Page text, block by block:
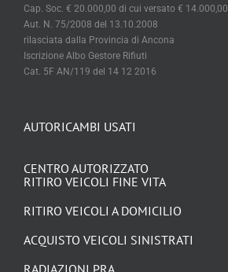
AUTORICAMBI USATI
CENTRO AUTORIZZATO
RITIRO VEICOLI FINE VITA
RITIRO VEICOLI A DOMICILIO
ACQUISTO VEICOLI SINISTRATI
Cap. Soc. € 20.000,00 di cui versato € 14.000,00
Aut. N. 75/2008 del 13.10.2008
rilasciata dalla Provincia di Ancona
Iscrizione Albo Gestore Rifiuti
Cat. 5F AN/119 del 14 12 2016